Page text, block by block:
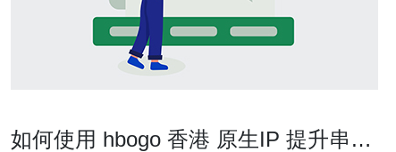
如何使用 hbogo 香港 原生IP 提升串流